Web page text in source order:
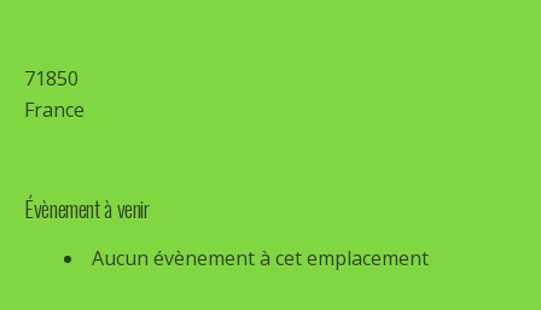
71850
France
Évènement à venir
Aucun évènement à cet emplacement